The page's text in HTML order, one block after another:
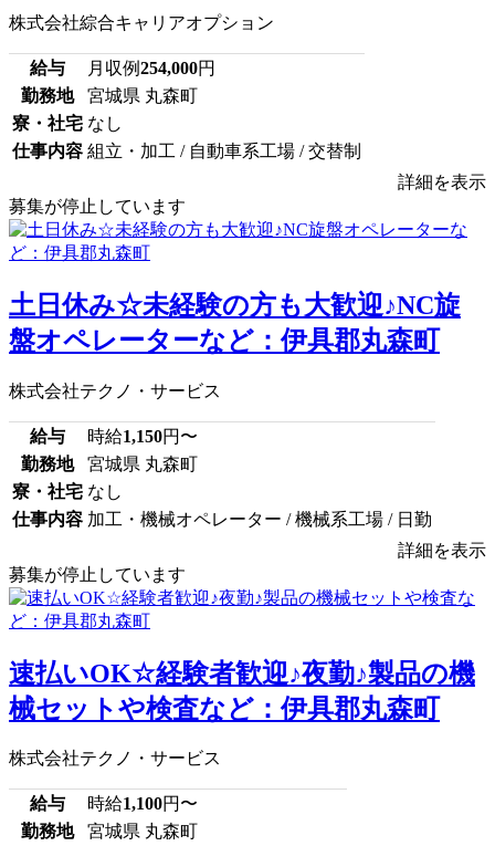
株式会社綜合キャリアオプション
給与 月収例254,000円
勤務地
宮城県 丸森町
寮・社宅 なし
仕事内容 組立・加工 / 自動車系工場 / 交替制
詳細を表示
募集が停止しています
土日休み☆未経験の方も大歓迎♪NC旋
盤オペレーターなど：伊具郡丸森町
株式会社テクノ・サービス
給与 時給1,150円〜
勤務地
宮城県 丸森町
寮・社宅 なし
仕事内容 加工・機械オペレーター / 機械系工場 / 日勤
詳細を表示
募集が停止しています
速払いOK☆経験者歓迎♪夜勤♪製品の機
械セットや検査など：伊具郡丸森町
株式会社テクノ・サービス
給与 時給1,100円〜
勤務地
宮城県 丸森町